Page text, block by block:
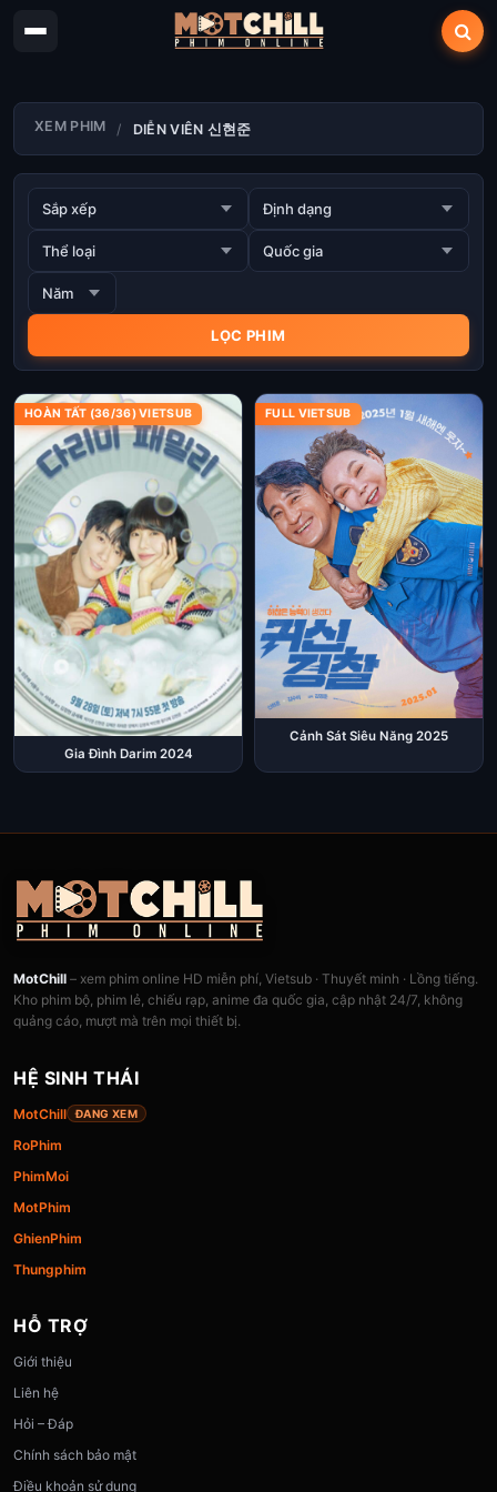
XEM PHIM DIỄN VIÊN 신현준
HOÀN TẤT (36/36) VIETSUB
Gia Đình Darim 2024
FULL VIETSUB
Cảnh Sát Siêu Năng 2025
MotChill – xem phim online HD miễn phí, Vietsub · Thuyết minh · Lồng tiếng.
Kho phim bộ, phim lẻ, chiếu rạp, anime đa quốc gia, cập nhật 24/7, không
quảng cáo, mượt mà trên mọi thiết bị.
HỆ SINH THÁI
MotChill ĐANG XEM
RoPhim
PhimMoi
MotPhim
GhienPhim
Thungphim
HỖ TRỢ
Giới thiệu
Liên hệ
Hỏi – Đáp
Chính sách bảo mật
Điều khoản sử dụng